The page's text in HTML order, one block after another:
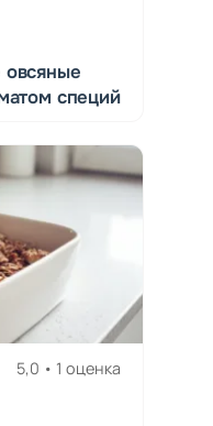
овсяные
специй
5,0 • 1 оценка